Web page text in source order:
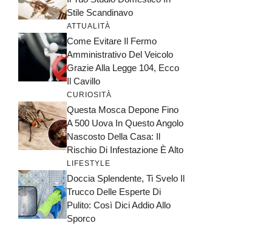
Stile Scandinavo
ATTUALITÀ
Come Evitare Il Fermo
Amministrativo Del Veicolo
Grazie Alla Legge 104, Ecco
Il Cavillo
CURIOSITÀ
Questa Mosca Depone Fino
A 500 Uova In Questo Angolo
Nascosto Della Casa: Il
Rischio Di Infestazione È Alto
LIFESTYLE
Doccia Splendente, Ti Svelo Il
Trucco Delle Esperte Di
Pulito: Così Dici Addio Allo
Sporco